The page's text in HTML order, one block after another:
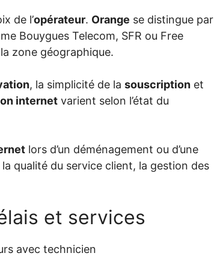
de l’opérateur. Orange se distingue par
Bouygues Telecom, SFR ou Free
zone géographique.
, la simplicité de la souscription et
internet varient selon l’état du
lors d’un déménagement ou d’une
qualité du service client, la gestion des
et services
avec technicien